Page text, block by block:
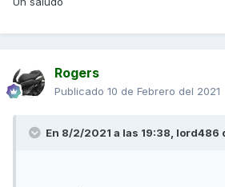
aprendido mi estilo de conducción y
cambiaba a una marcha superior al
Los cambios automáticos actuales no
con lo que acabo de contar. Aún así,
cambios de doble embrague, aunque
poco brusco en uso intensivo y tiende
Rogers
Publicado 10 de Febrero del 2021
En 8/2/2021 a las 19:38, lord486